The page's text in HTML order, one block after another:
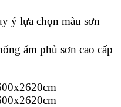
ý lựa chọn màu sơn
ẩm phủ sơn cao cấp